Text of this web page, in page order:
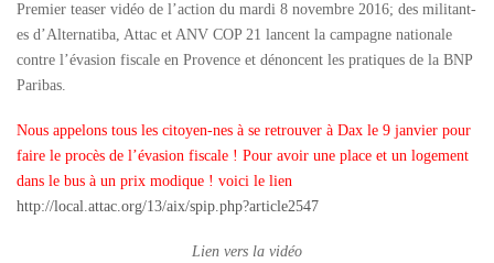
Premier teaser vidéo de l’action du mardi 8 novembre 2016; des militant-
es d’Alternatiba, Attac et ANV COP 21 lancent la campagne nationale
contre l’évasion fiscale en Provence et dénoncent les pratiques de la BNP
Paribas.
Nous appelons tous les citoyen-nes à se retrouver à Dax le 9 janvier pour
faire le procès de l’évasion fiscale ! Pour avoir une place et un logement
dans le bus à un prix modique ! voici le lien
http://local.attac.org/13/aix/spip.php?article2547
Lien vers la vidéo